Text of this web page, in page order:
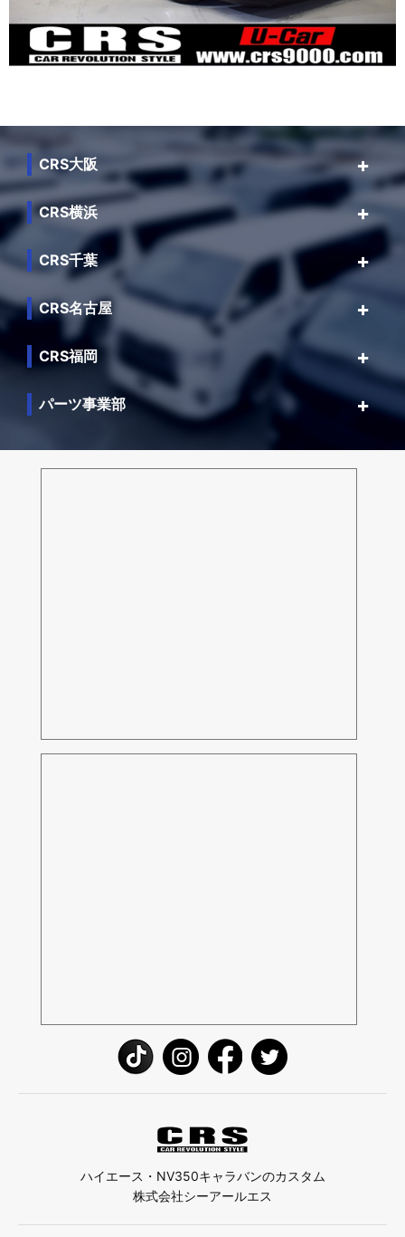
CRS大阪
CRS横浜
CRS千葉
CRS名古屋
CRS福岡
パーツ事業部
ハイエース・NV350キャラバンのカスタム
株式会社シーアールエス